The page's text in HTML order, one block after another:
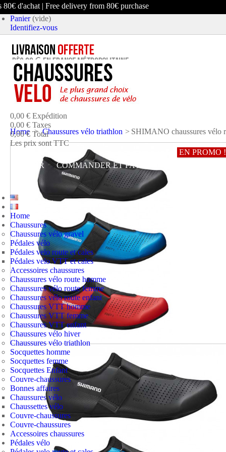
d'achat | Free delivery from 80€ purchase
Panier (vide)
Identifiez-vous
article (vide)
Aucun produit
0,00 € Expédition
0,00 € Taxes
0,00 € Total
Les prix sont TTC
PANIER COMMANDER ET PAYER
Home
Chaussures
Chaussures vélo gravel
Pédales vélo
Pédales velo route et cales
Pédales velo VTT et cales
Accessoires chaussures
Chaussures vélo route homme
Chaussures vélo route femme
Chaussures vélo route enfant
Chaussures VTT homme
Chaussures VTT femme
Chaussures VTT enfant
Chaussures vélo hiver
Chaussures vélo triathlon
Socquettes homme
Socquettes femme
Socquettes Enfant
Couvre-chaussures
Bonnes affaires
Chaussures vélo
Chaussettes vélo
Couvre-chaussures
Couvre-chaussures
Accessoires chaussures
Pédales vélo
Home > Chaussures vélo triathlon > SHIMANO chaussures vélo
EN PROMO !